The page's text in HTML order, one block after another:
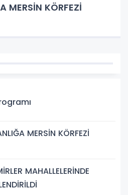
MERSİN KÖRFEZİ
MERSİN KÖRFEZİ
MAHALLELERİNDE